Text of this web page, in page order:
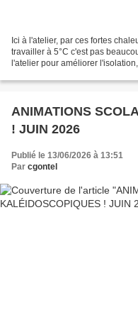
Ici à l'atelier, par ces fortes
travailler à 5°C c'est pas
l'atelier pour améliorer
ANIMATIONS
! JUIN 2026
Publié le 13/06/2026 à 13:51
Par cgontel